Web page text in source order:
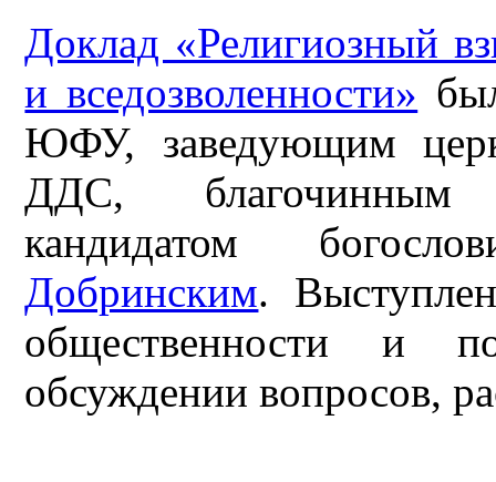
Доклад «Религиозный
и вседозволенности»
ЮФУ, заведующим
ДДС, благочинным
кандидатом
Добринским.
общественности и
обсуждении вопросов,